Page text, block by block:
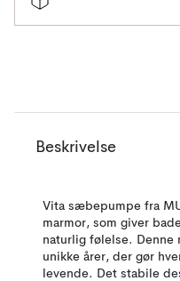
Beskrivelse
Vita sæbepumpe fra
marmor, som giver
naturlig følelse. Denne
unikke årer, der gør
levende. Det stabile